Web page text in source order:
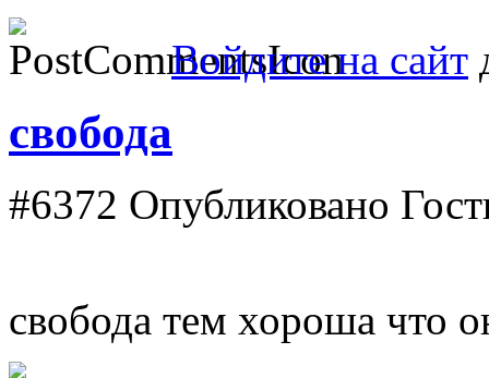
Войдите на сайт
свобода
#6372 Опубликовано
свобода тем хороша что